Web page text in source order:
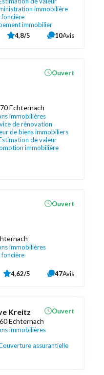
immobilière
immobilier
4,8/5 10Avis
Echternach
immobilières
de rénovation
de biens immobiliers
de valeur
immobilière
Ouvert
immobilières
Ouvert
4,62/5 47Avis
Kreitz
Echternach
immobilières
assurantielle
Ouvert